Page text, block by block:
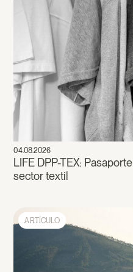
04.08.2026
LIFE DPP-TEX:
sector textil
ARTÍCULO